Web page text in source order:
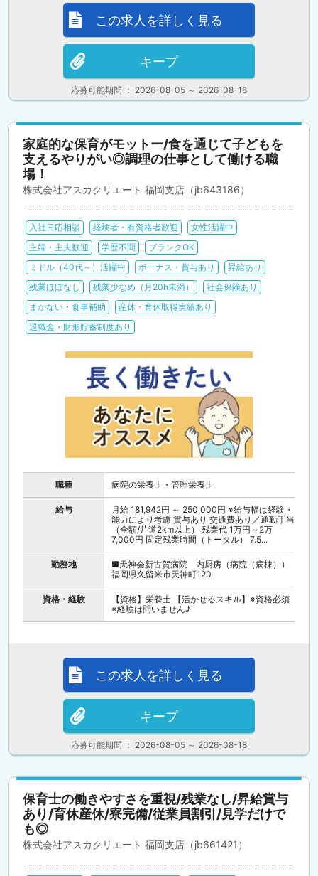
応募可能期間 ： 2026-08-05 ～ 2026-08-18
この求人を詳しく見る
キープ
家庭的な保育がモットー/食を通じて子どもを
支えるやりがい◎調理の仕事として働ける職
場！
株式会社アスカクリエート 福岡支店（jb643186）
入社日応相談 経験者・有資格者歓迎
女性活躍中
主婦・主夫歓迎
学歴不問
ブランクOK
ミドル（40代～）活躍中
ボーナス・賞与あり
昇給あり
残業ほぼなし
残業少なめ（月20h未満）
社会保険あり
まかない・食事補助
産休・育休取得実績あり
退職金・財形貯蓄制度あり
職種 病院の栄養士・管理栄養士
給与
月給 181,942円 ～ 250,000円 ※給与幅は経験・
能力により考慮 賞与あり 交通費あり／通勤手当
（全額/片道2km以上） 残業代 1万円～2万
7,000円 固定残業時間（トータル） 7.5...
勤務地
■天神会新古賀病院 内厨房（病院（病棟））
福岡県久留米市天神町120
資格・経験
【資格】栄養士 【活かせるスキル】※資格必須
※経験は問いません♪
応募可能期間 ： 2026-08-05 ～ 2026-08-18
この求人を詳しく見る
キープ
保育士の働きやすさを重視/残業なし/昇給賞与
あり/育休産休/寮完備/従業員割引/見学だけで
も◎
株式会社アスカクリエート 福岡支店（jb661421）